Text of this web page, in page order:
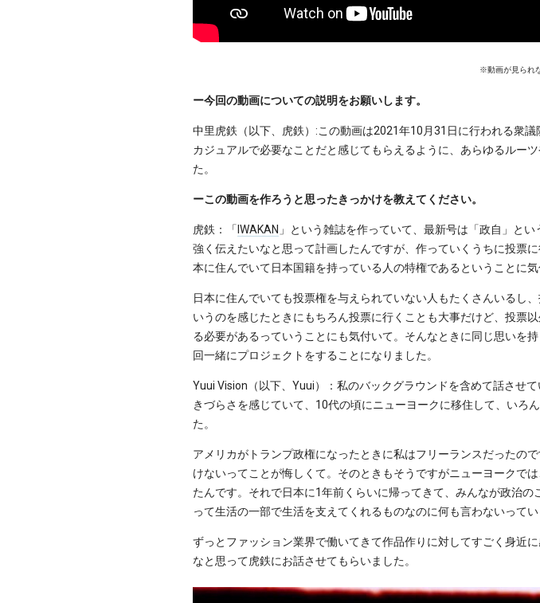
※動画が見られ
ー今回の動画についての説明をお願いします。
中里虎鉄（以下、虎鉄）:この動画は2021年10月31日に行われる衆
カジュアルで必要なことだと感じてもらえるように、あらゆるルー
た。
ーこの動画を作ろうと思ったきっかけを教えてください。
虎鉄：「 IWAKAN 」という雑誌を作っていて、最新号は「政自」と
強く伝えたいなと思って計画したんですが、作っていくうちに投票
本に住んでいて日本国籍を持っている人の特権であるということに気
日本に住んでいても投票権を与えられていない人もたくさんいるし
いうのを感じたときにもちろん投票に行くことも大事だけど、投票
る必要があるっていうことにも気付いて。そんなときに同じ思いを
回一緒にプロジェクトをすることになりました。
Yuui Vision（以下、Yuui）：私のバックグラウンドを含めて話させ
きづらさを感じていて、10代の頃にニューヨークに移住して、いろ
た。
アメリカがトランプ政権になったときに私はフリーランスだったの
けないってことが悔しくて。そのときもそうですがニューヨークで
たんです。それで日本に1年前くらいに帰ってきて、みんなが政治
って生活の一部で生活を支えてくれるものなのに何も言わないって
ずっとファッション業界で働いてきて作品作りに対してすごく身近
なと思って虎鉄にお話させてもらいました。